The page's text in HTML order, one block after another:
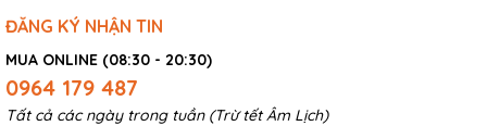
ĐĂNG KÝ NHẬN TIN
MUA ONLINE (08:30 - 20:30)
0964 179 487
Tất cả các ngày trong tuần (Trừ tết Âm Lịch)